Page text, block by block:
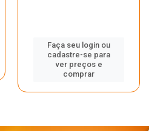
Faça seu login ou
cadastre-se para
ver preços e
comprar